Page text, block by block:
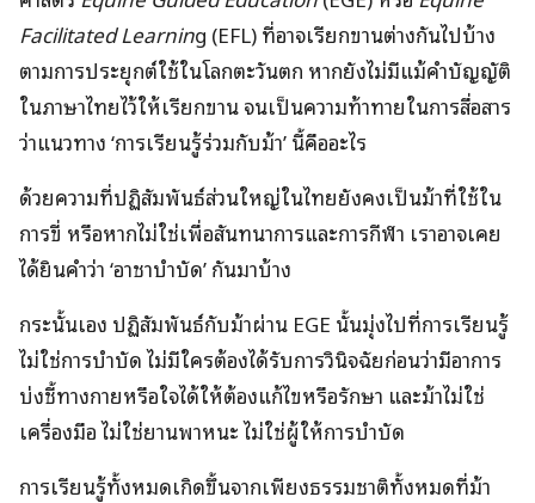
Facilitated Learning (EFL) ที่อาจเรียกขานต่างกันไปบ้าง
ตามการประยุกต์ใช้ในโลกตะวันตก หากยังไม่มีแม้คำบัญญัติ
ในภาษาไทยไว้ให้เรียกขาน จนเป็นความท้าทายในการสื่อสาร
ว่าแนวทาง ‘การเรียนรู้ร่วมกับม้า’ นี้คืออะไร
ด้วยความที่ปฏิสัมพันธ์ส่วนใหญ่ในไทยยังคงเป็นม้าที่ใช้ใน
การขี่ หรือหากไม่ใช่เพื่อสันทนาการและการกีฬา เราอาจเคย
ได้ยินคำว่า ‘อาชาบำบัด’ กันมาบ้าง
กระนั้นเอง ปฏิสัมพันธ์กับม้าผ่าน EGE นั้นมุ่งไปที่การเรียนรู้
ไม่ใช่การบำบัด ไม่มีใครต้องได้รับการวินิจฉัยก่อนว่ามีอาการ
บ่งชี้ทางกายหรือใจได้ให้ต้องแก้ไขหรือรักษา และม้าไม่ใช่
เครื่องมือ ไม่ใช่ยานพาหนะ ไม่ใช่ผู้ให้การบำบัด
การเรียนรู้ทั้งหมดเกิดขึ้นจากเพียงธรรมชาติทั้งหมดที่ม้า